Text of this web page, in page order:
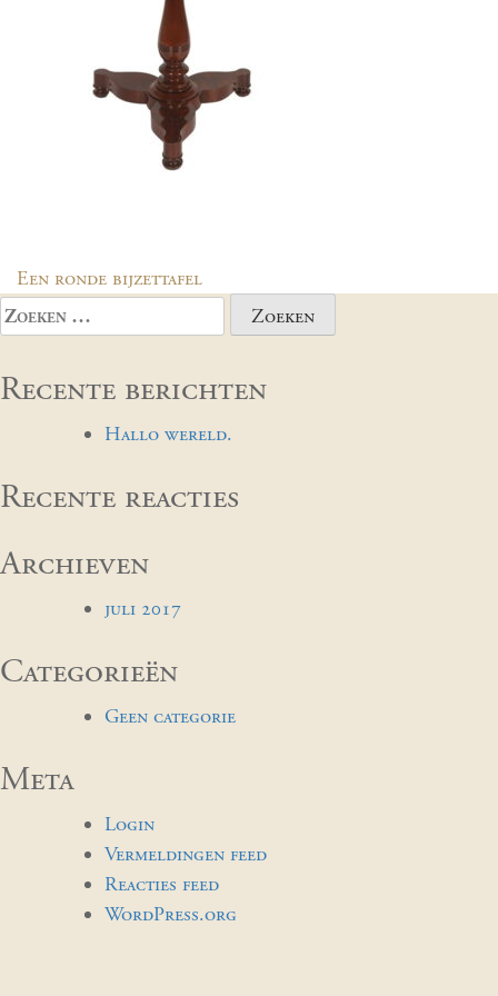
Bericht
navigatie
Een ronde bijzettafel
Zoeken
naar:
Recente berichten
Hallo wereld.
Recente reacties
Archieven
juli 2017
Categorieën
Geen categorie
Meta
Login
Vermeldingen feed
Reacties feed
WordPress.org